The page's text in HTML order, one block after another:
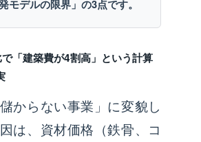
モデルの限界」の3点です。
「建築費が4割高」という計算
からない事業」に変貌し
は、資材価格（鉄骨、コ